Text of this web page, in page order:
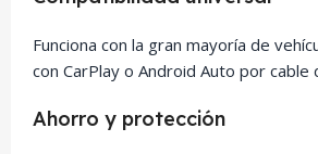
Funciona con la gran mayoría de
con CarPlay o Android Auto por cable
Ahorro y protección